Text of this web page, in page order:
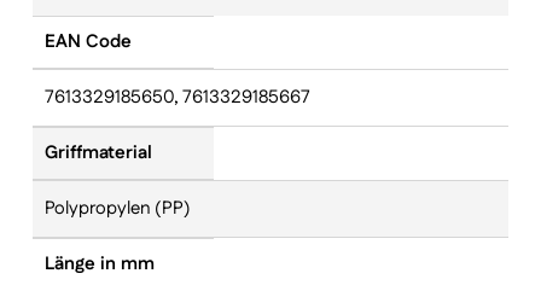
EAN Code
7613329185650, 7613329185667
Griffmaterial
Polypropylen (PP)
Länge in mm